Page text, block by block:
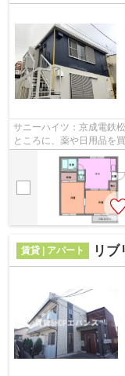
サニーハイツ：京成電鉄
ところに、薬や日用品を
す。お使いいただける駅
賃貸 | アパート リブ